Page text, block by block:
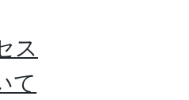
ス
て